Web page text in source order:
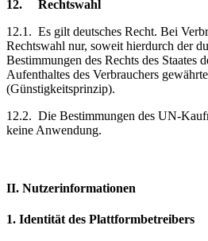
12.
Rechtswahl
12.1. Es gilt deutsches Recht. Bei
Rechtswahl nur, soweit hierdurch der
Bestimmungen des Rechts des Staates
Aufenthaltes des Verbrauchers
(Günstigkeitsprinzip).
12.2. Die Bestimmungen des UN-
keine Anwendung.
II. Nutzerinformationen
1. Identität des Plattformbetreibers